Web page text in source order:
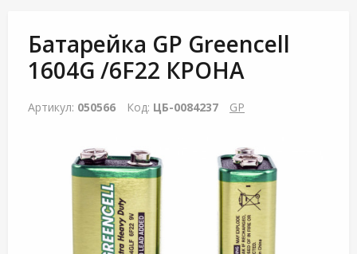
Батарейка GP Greencell
1604G /6F22 КРОНА
Артикул: 050566 Код: ЦБ-0084237 GP